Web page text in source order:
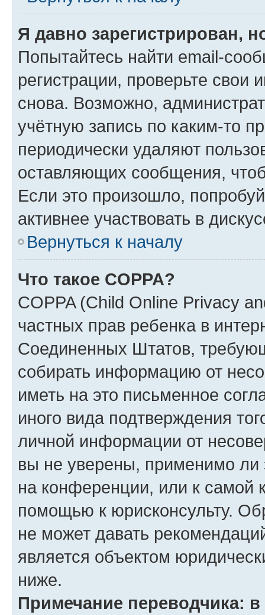
Я давно зарегистрирован,
Попытайтесь найти email-
регистрации, проверьте свои
снова. Возможно,
учётную запись по каким-то
периодически удаляют
оставляющих сообщения,
Если это произошло,
активнее участвовать в
Вернуться к началу
Что такое COPPA?
COPPA (Child Online Privacy
частных прав ребенка в
Соединенных Штатов,
собирать информацию от
иметь на это письменное
иного вида подтверждения
личной информации от
вы не уверены, применимо ли
на конференции, или к самой
помощью к юрисконсульту.
не может давать
является объектом
ниже.
Примечание переводчика: